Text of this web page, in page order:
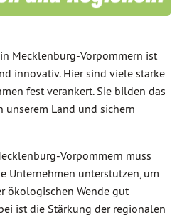
Mecklenburg-Vorpommern ist
innovativ. Hier sind viele starke
fest verankert. Sie bilden das
Land und sichern
Vorpommern muss
Unternehmen unterstützen, um
ökologischen Wende gut
ist die Stärkung der regionalen